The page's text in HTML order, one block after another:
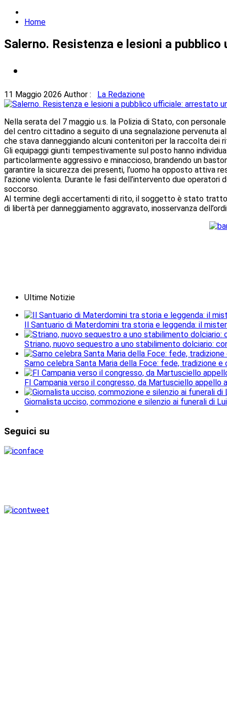
Home
Salerno. Resistenza e lesioni a
11 Maggio 2026 Author : La Redazione
Nella serata del 7 maggio u.s. la Polizia di Stato, con
del centro cittadino a seguito di una segnalazione pervenuta
che stava danneggiando alcuni contenitori per la raccolta
Gli equipaggi giunti tempestivamente sul posto hanno
particolarmente aggressivo e minaccioso, brandendo un
garantire la sicurezza dei presenti, l’uomo ha opposto attiva
l’azione violenta. Durante le fasi dell’intervento due
soccorso.
Al termine degli accertamenti di rito, il soggetto è stato
di libertà per danneggiamento aggravato, inosservanza
Ultime Notizie
Il Santuario di Materdomini tra storia e leggenda: il
Striano, nuovo sequestro a uno stabilimento dolciario:
Sarno celebra Santa Maria della Foce: fede, tradizione
FI Campania verso il congresso, da Martusciello appello
Giornalista ucciso, commozione e silenzio ai funerali di
Seguici su